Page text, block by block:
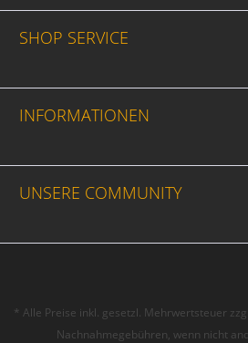
SHOP SERVICE
INFORMATIONEN
UNSERE COMMUNITY
* Alle Preise inkl. gesetzl. Mehrwertsteuer
Nachnahmegebühren, wenn nicht